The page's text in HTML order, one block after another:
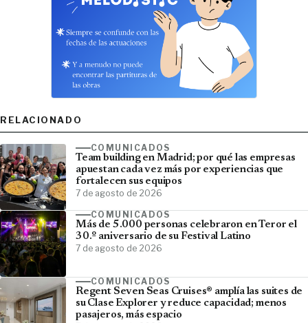
RELACIONADO
COMUNICADOS
Team building en Madrid; por qué las empresas
apuestan cada vez más por experiencias que
fortalecen sus equipos
7 de agosto de 2026
COMUNICADOS
Más de 5.000 personas celebraron en Teror el
30.º aniversario de su Festival Latino
7 de agosto de 2026
COMUNICADOS
Regent Seven Seas Cruises® amplía las suites de
su Clase Explorer y reduce capacidad; menos
pasajeros, más espacio